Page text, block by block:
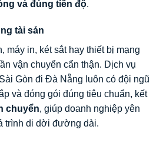
và đúng tiến độ.
tài sản
máy in, két sắt hay thiết bị mạng
vận chuyển cẩn thận. Dịch vụ
Gòn đi Đà Nẵng luôn có đội ngũ
và đóng gói đúng tiêu chuẩn, kết
chuyển, giúp doanh nghiệp yên
trình di dời đường dài.